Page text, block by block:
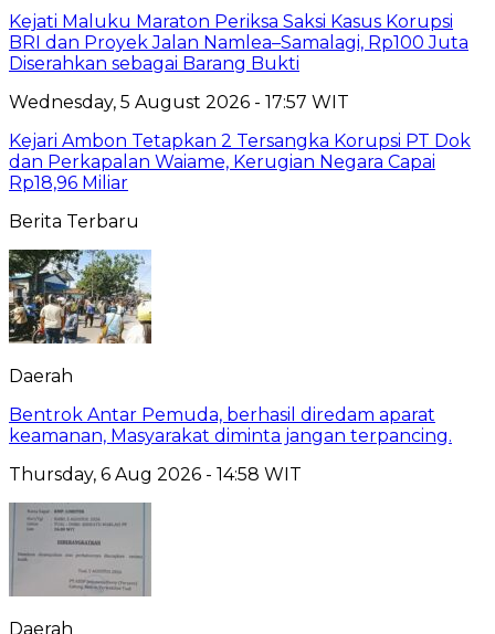
Kejati Maluku Maraton Periksa Saksi Kasus Korupsi
BRI dan Proyek Jalan Namlea–Samalagi, Rp100 Juta
Diserahkan sebagai Barang Bukti
Wednesday, 5 August 2026 - 17:57 WIT
Kejari Ambon Tetapkan 2 Tersangka Korupsi PT Dok
dan Perkapalan Waiame, Kerugian Negara Capai
Rp18,96 Miliar
Berita Terbaru
Daerah
Bentrok Antar Pemuda, berhasil diredam aparat
keamanan, Masyarakat diminta jangan terpancing.
Thursday, 6 Aug 2026 - 14:58 WIT
Daerah